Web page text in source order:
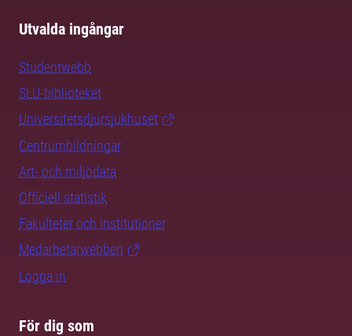
Utvalda ingångar
Studentwebb
SLU-biblioteket
Universitetsdjursjukhuset
Centrumbildningar
Art- och miljödata
Officiell statistik
Fakulteter och institutioner
Medarbetarwebben
Logga in
För dig som